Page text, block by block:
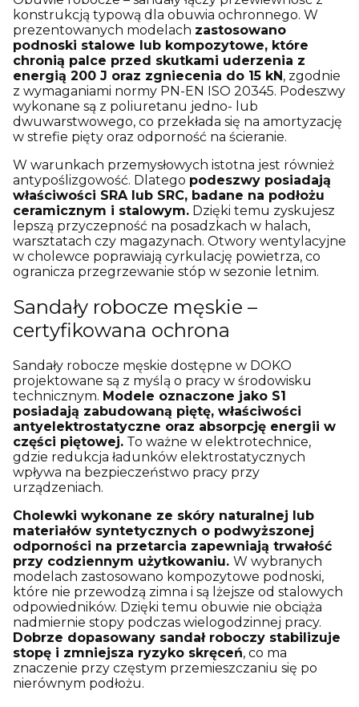
konstrukcją typową dla obuwia ochronnego. W
prezentowanych modelach zastosowano
podnoski stalowe lub kompozytowe, które
chronią palce przed skutkami uderzenia z
energią 200 J oraz zgniecenia do 15 kN, zgodnie
z wymaganiami normy PN-EN ISO 20345. Podeszwy
wykonane są z poliuretanu jedno- lub
dwuwarstwowego, co przekłada się na amortyzację
w strefie pięty oraz odporność na ścieranie.
W warunkach przemysłowych istotna jest również
antypoślizgowość. Dlatego podeszwy posiadają
właściwości SRA lub SRC, badane na podłożu
ceramicznym i stalowym. Dzięki temu zyskujesz
lepszą przyczepność na posadzkach w halach,
warsztatach czy magazynach. Otwory wentylacyjne
w cholewce poprawiają cyrkulację powietrza, co
ogranicza przegrzewanie stóp w sezonie letnim.
Sandały robocze męskie –
certyfikowana ochrona
Sandały robocze męskie dostępne w DOKO
projektowane są z myślą o pracy w środowisku
technicznym. Modele oznaczone jako S1
posiadają zabudowaną piętę, właściwości
antyelektrostatyczne oraz absorpcję energii w
części piętowej. To ważne w elektrotechnice,
gdzie redukcja ładunków elektrostatycznych
wpływa na bezpieczeństwo pracy przy
urządzeniach.
Cholewki wykonane ze skóry naturalnej lub
materiałów syntetycznych o podwyższonej
odporności na przetarcia zapewniają trwałość
przy codziennym użytkowaniu. W wybranych
modelach zastosowano kompozytowe podnoski,
które nie przewodzą zimna i są lżejsze od stalowych
odpowiedników. Dzięki temu obuwie nie obciąża
nadmiernie stopy podczas wielogodzinnej pracy.
Dobrze dopasowany sandał roboczy stabilizuje
stopę i zmniejsza ryzyko skręceń, co ma
znaczenie przy częstym przemieszczaniu się po
nierównym podłożu.